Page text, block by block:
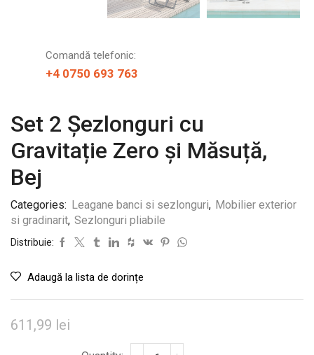
Comandă telefonic:
+4 0750 693 763
Set 2 Șezlonguri cu
Gravitație Zero și Măsuță,
Bej
Categories: Leagane banci si sezlonguri, Mobilier exterior
si gradinarit, Sezlonguri pliabile
Distribuie:
Adaugă la lista de dorințe
611,99 lei